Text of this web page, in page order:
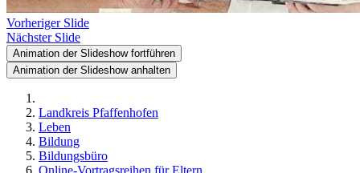
Vorheriger Slide
Nächster Slide
Animation der Slideshow fortführen
Animation der Slideshow anhalten
Landkreis Pfaffenhofen
Leben
Bildung
Bildungsbüro
Online-Vortragsreihen für Eltern